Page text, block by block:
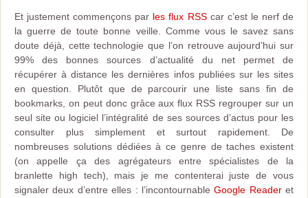
Et justement commençons par les flux RSScar c’est le nerf de
la guerre de toute bonne veille. Comme vous le savez sans
doute déjà, cette technologie que l’on retrouve aujourd’hui sur
99% des bonnes sources d’actualité du net permet de
récupérer à distance les dernières infos publiées sur les sites
en question. Plutôt que de parcourir une liste sans fin de
bookmarks, on peut donc grâce aux flux RSS regrouper sur un
seul site ou logiciel l’intégralité de ses sources d’actus pour les
consulter plus simplement et surtout rapidement. De
nombreuses solutions dédiées à ce genre de taches existent
(on appelle ça des agrégateurs entre spécialistes de la
branlette high tech), mais je me contenterai juste de vous
signaler deux d’entre elles : l’incontournableGoogle Readeret